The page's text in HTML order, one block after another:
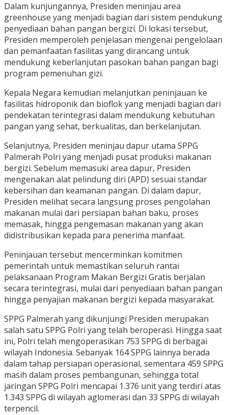
Dalam kunjungannya, Presiden meninjau area
greenhouse yang menjadi bagian dari sistem pendukung
penyediaan bahan pangan bergizi. Di lokasi tersebut,
Presiden memperoleh penjelasan mengenai pengelolaan
dan pemanfaatan fasilitas yang dirancang untuk
mendukung keberlanjutan pasokan bahan pangan bagi
program pemenuhan gizi.
Kepala Negara kemudian melanjutkan peninjauan ke
fasilitas hidroponik dan bioflok yang menjadi bagian dari
pendekatan terintegrasi dalam mendukung kebutuhan
pangan yang sehat, berkualitas, dan berkelanjutan.
Selanjutnya, Presiden meninjau dapur utama SPPG
Palmerah Polri yang menjadi pusat produksi makanan
bergizi. Sebelum memasuki area dapur, Presiden
mengenakan alat pelindung diri (APD) sesuai standar
kebersihan dan keamanan pangan. Di dalam dapur,
Presiden melihat secara langsung proses pengolahan
makanan mulai dari persiapan bahan baku, proses
memasak, hingga pengemasan makanan yang akan
didistribusikan kepada para penerima manfaat.
Peninjauan tersebut mencerminkan komitmen
pemerintah untuk memastikan seluruh rantai
pelaksanaan Program Makan Bergizi Gratis berjalan
secara terintegrasi, mulai dari penyediaan bahan pangan
hingga penyajian makanan bergizi kepada masyarakat.
SPPG Palmerah yang dikunjungi Presiden merupakan
salah satu SPPG Polri yang telah beroperasi. Hingga saat
ini, Polri telah mengoperasikan 753 SPPG di berbagai
wilayah Indonesia. Sebanyak 164 SPPG lainnya berada
dalam tahap persiapan operasional, sementara 459 SPPG
masih dalam proses pembangunan, sehingga total
jaringan SPPG Polri mencapai 1.376 unit yang terdiri atas
1.343 SPPG di wilayah aglomerasi dan 33 SPPG di wilayah
terpencil.